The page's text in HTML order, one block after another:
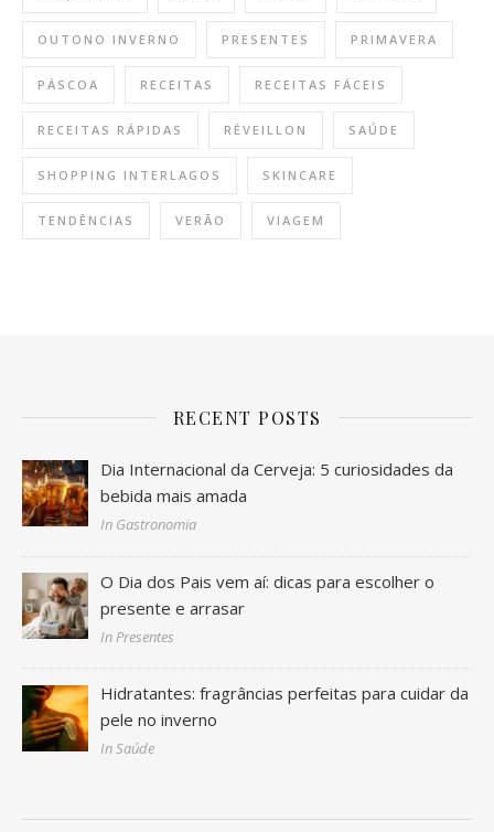
OUTONO INVERNO PRESENTES PRIMAVERA
PÁSCOA RECEITAS RECEITAS FÁCEIS
RECEITAS RÁPIDAS RÉVEILLON SAÚDE
SHOPPING INTERLAGOS SKINCARE
TENDÊNCIAS VERÃO VIAGEM
RECENT POSTS
Dia Internacional da Cerveja: 5 curiosidades da
bebida mais amada
In Gastronomia
O Dia dos Pais vem aí: dicas para escolher o
presente e arrasar
In Presentes
Hidratantes: fragrâncias perfeitas para cuidar da
pele no inverno
In Saúde